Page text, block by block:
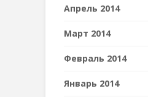
Апрель 2014
Март 2014
Февраль 2014
Январь 2014